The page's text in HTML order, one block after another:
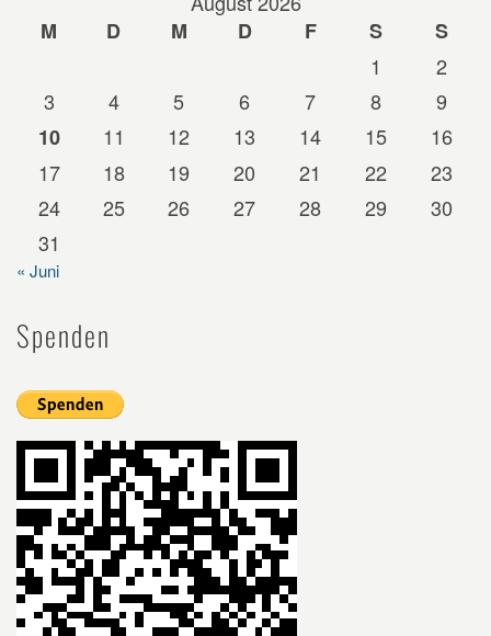
M
D M D F S
S
1
2
3
4 5 6 7 8
9
10
11 12 13 14 15
16
17
18 19 20 21 22
23
24
25 26 27 28 29
30
31
« Juni
Spenden